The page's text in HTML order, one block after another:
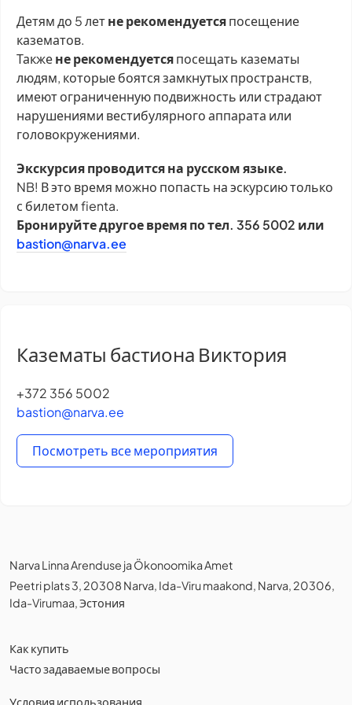
Детям до 5 летне рекомендуетсяпосещение
казематов.
Такжене рекомендуетсяпосещать казематы
людям, которые боятся замкнутых пространств,
имеют ограниченную подвижность или страдают
нарушениями вестибулярного аппарата или
головокружениями.
Экскурсия проводится на русском языке.
NB! В это время можно попасть на эскурсию только
с билетом fienta.
Бронируйте другое время по тел. 356 5002 или
bastion@narva.ee
Казематы бастиона Виктория
+372 356 5002
bastion@narva.ee
Посмотреть все мероприятия
Narva Linna Arenduse ja Ökonoomika Amet
Peetri plats 3, 20308 Narva, Ida-Viru maakond, Narva, 20306,
Ida-Virumaa, Эстония
Как купить
Часто задаваемые вопросы
Условия использования